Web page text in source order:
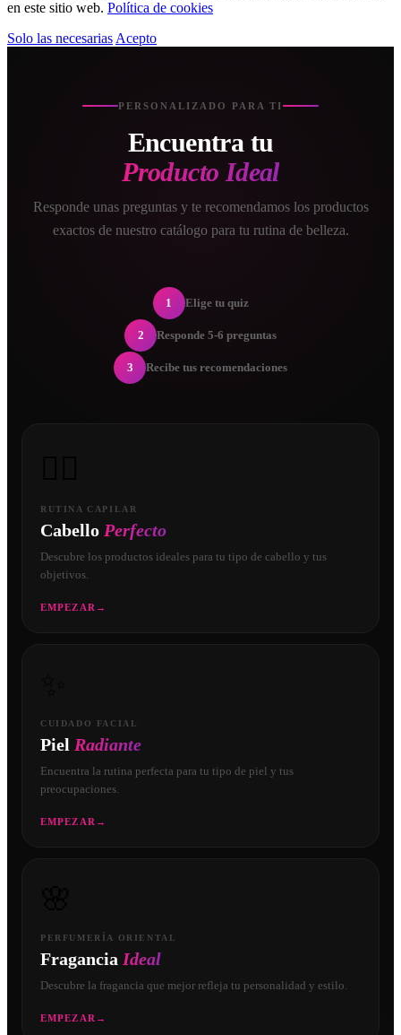
en este sitio web. Política de cookies
Solo las necesarias Acepto
PERSONALIZADO PARA TI
Encuentra tu
Producto Ideal
Responde unas preguntas y te recomendamos los productos
exactos de nuestro catálogo para tu rutina de belleza.
1 Elige tu quiz
2 Responde 5-6 preguntas
3 Recibe tus recomendaciones
RUTINA CAPILAR
Cabello Perfecto
Descubre los productos ideales para tu tipo de cabello y tus
objetivos.
EMPEZAR →
CUIDADO FACIAL
Piel Radiante
Encuentra la rutina perfecta para tu tipo de piel y tus
preocupaciones.
EMPEZAR →
PERFUMERÍA ORIENTAL
Fragancia Ideal
Descubre la fragancia que mejor refleja tu personalidad y estilo.
EMPEZAR →